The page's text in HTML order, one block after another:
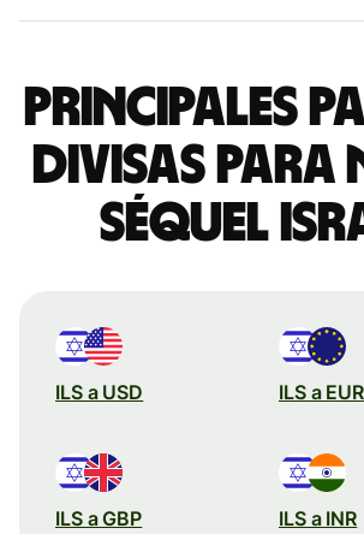
Principales
divisas para
séquel
ILS a USD ILS a EUR
ILS a GBP ILS a INR